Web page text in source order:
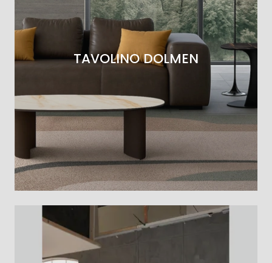
TAVOLINO DOLMEN